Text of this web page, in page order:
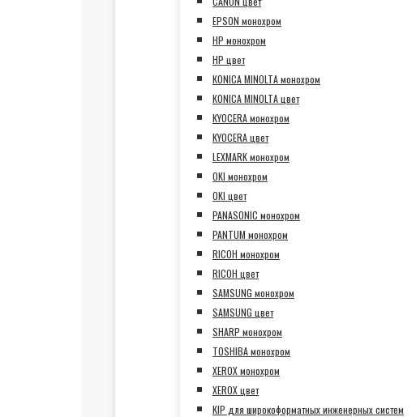
EPSON монохром
HP монохром
HP цвет
KONICA MINOLTA монохром
KONICA MINOLTA цвет
KYOCERA монохром
KYOCERA цвет
LEXMARK монохром
OKI монохром
OKI цвет
PANASONIC монохром
PANTUM монохром
RICOH монохром
RICOH цвет
SAMSUNG монохром
SAMSUNG цвет
SHARP монохром
TOSHIBA монохром
XEROX монохром
XEROX цвет
KIP для широкоформатных инженерных систем